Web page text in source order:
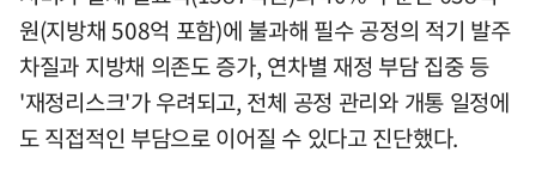
원(지방채 508억 포함)에 불과해 필수 공정의 적기 발주
차질과 지방채 의존도 증가, 연차별 재정 부담 집중 등
'재정리스크'가 우려되고, 전체 공정 관리와 개통 일정에
도 직접적인 부담으로 이어질 수 있다고 진단했다.